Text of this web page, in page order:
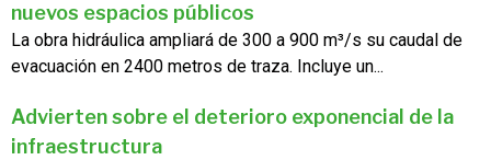
nuevos espacios públicos
La obra hidráulica ampliará de 300 a 900 m³/s su caudal de
evacuación en 2400 metros de traza. Incluye un...
Advierten sobre el deterioro exponencial de la
infraestructura